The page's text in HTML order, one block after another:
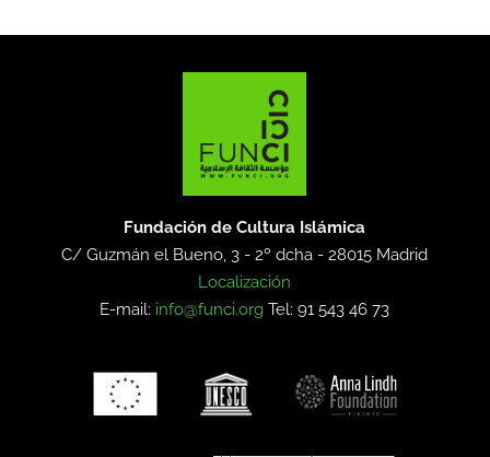
Fundación de Cultura Islámica
C/ Guzmán el Bueno, 3 - 2º dcha -28015 Madrid
Localización
E-mail: info@funci.org Tel: 91 543 46 73